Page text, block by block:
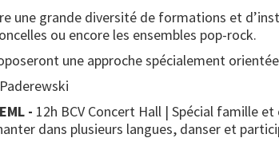
une grande diversité de formations et
ou encore les ensembles pop-rock.
une approche spécialement
- 12h BCV Concert Hall | Spécial famille
dans plusieurs langues, danser et